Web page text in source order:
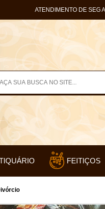
ATENDIMENTO DE SEG
FEITIÇOS